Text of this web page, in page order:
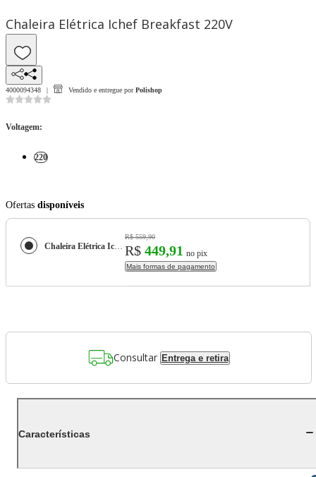
Chaleira Elétrica Ichef Breakfast 220V
4000094348 Vendido e entregue por Polishop
Voltagem:
220
Ofertas disponíveis
Chaleira Elétrica Ichef Breakfast 220V
R$ 559,90
R$ 449,91 no pix
Mais formas de pagamento
Consultar Entrega e retira
Características